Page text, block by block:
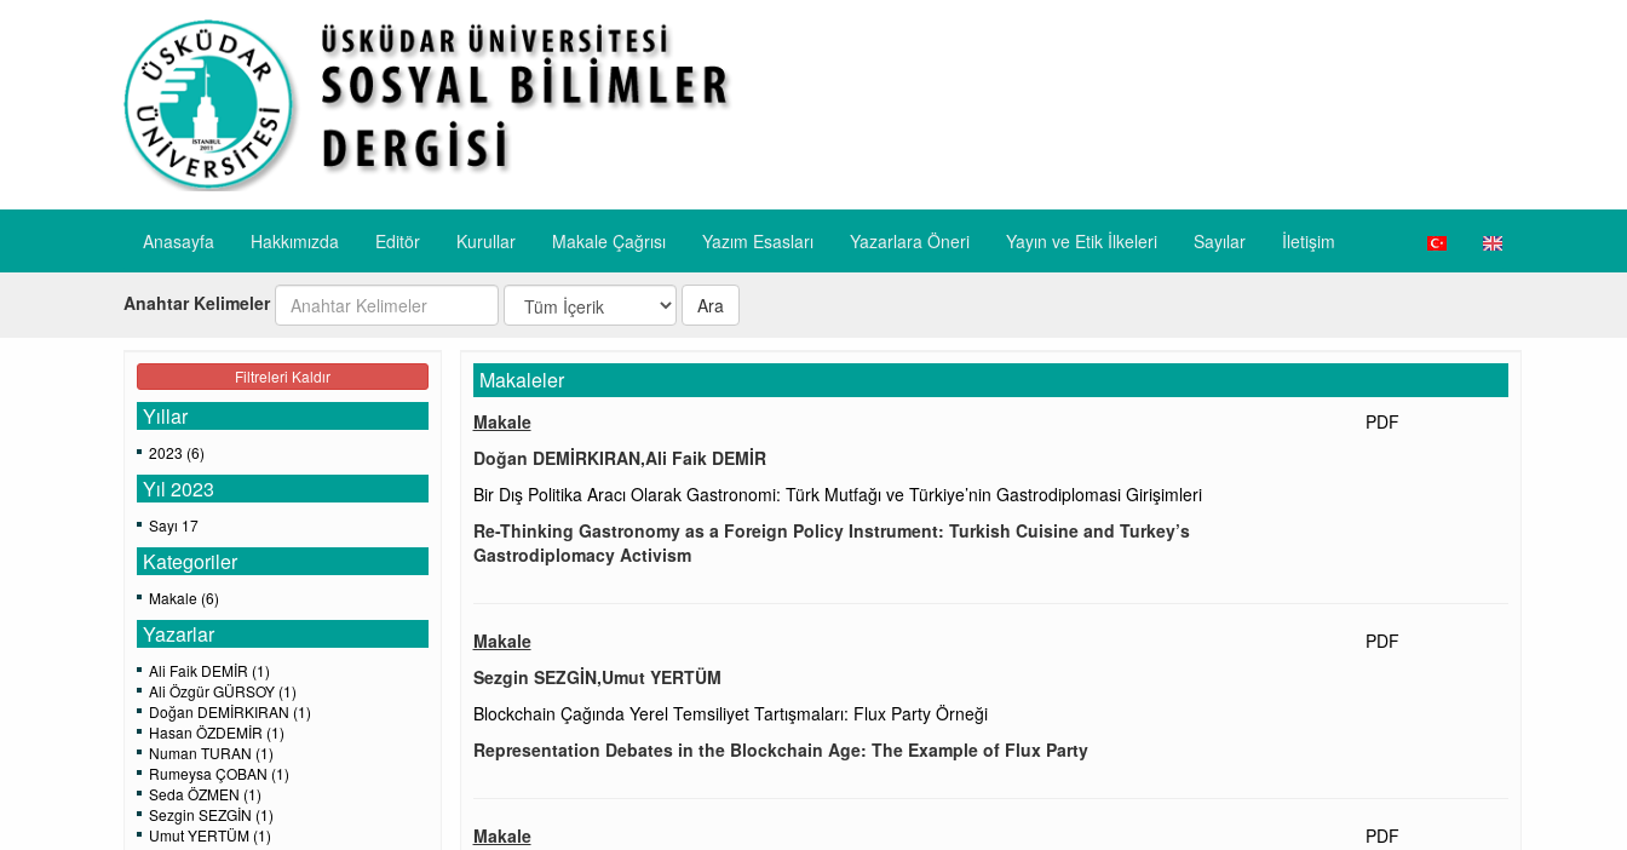
Anasayfa Hakkımızda Editör Kurullar Makale Çağrısı Yazım Esasları ​Yazarlara Öneri ​Yayın ve Etik İlkeleri Sayılar İletişim
Anahtar Kelimeler Ara
Filtreleri Kaldır
Yıllar
2023 (6)
Yıl 2023
Sayı 17
Kategoriler
Makale (6)
Yazarlar
Ali Faik DEMİR (1)
Ali Özgür GÜRSOY (1)
Doğan DEMİRKIRAN (1)
Hasan ÖZDEMİR (1)
Numan TURAN (1)
Rumeysa ÇOBAN (1)
Seda ÖZMEN (1)
Sezgin SEZGİN (1)
Umut YERTÜM (1)
Makaleler
Makale
Doğan DEMİRKIRAN,Ali Faik DEMİR
Bir Dış Politika Aracı Olarak Gastronomi: Türk Mutfağı ve Türkiye’nin Gastrodiplomasi Girişimleri
Re-Thinking Gastronomy as a Foreign Policy Instrument: Turkish Cuisine and Turkey’s
Gastrodiplomacy Activism
PDF
Makale
Sezgin SEZGİN,Umut YERTÜM
Blockchain Çağında Yerel Temsiliyet Tartışmaları: Flux Party Örneği
Representation Debates in the Blockchain Age: The Example of Flux Party
PDF
Makale
PDF